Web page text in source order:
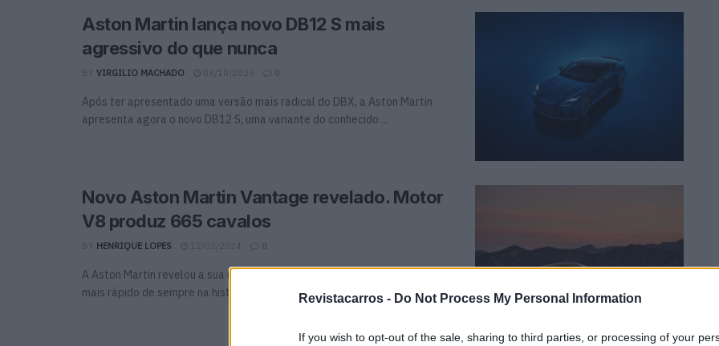
Revistacarros - Do Not Process My Personal Information
If you wish to opt-out of the sale, sharing to third parties, or processing of your
Aston Martin lança novo DB12 S mais
agressivo do que nunca
BY VIRGILIO MACHADO 0
Após ter apresentado uma versão mais radical do DBX, a Aston Martin
apresenta agora o novo DB12 S, uma variante do conhecido ...
Novo Aston Martin Vantage revelado. Motor
V8 produz 665 cavalos
BY HENRIQUE LOPES 12/02/2024 0
A Aston Martin revelou a sua mais recente interpretação do Vantage, o
mais rápido de sempre na história do modelo. ...